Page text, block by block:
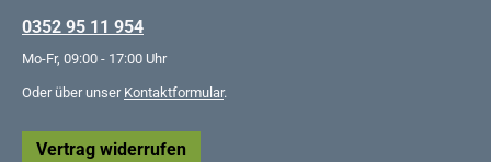
0352 95 11 954
Mo-Fr, 09:00 - 17:00 Uhr
Oder über unser Kontaktformular.
Vertrag widerrufen